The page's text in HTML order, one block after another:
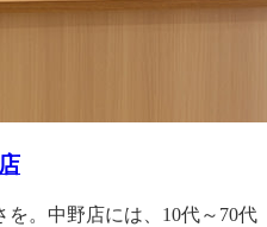
。中野店には、10代～70代